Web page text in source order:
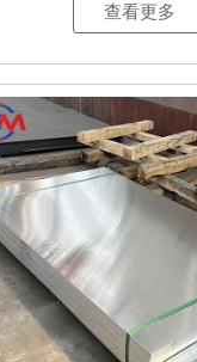
查看更多